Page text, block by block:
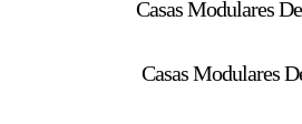
Casas Modulares
Casas Modulares